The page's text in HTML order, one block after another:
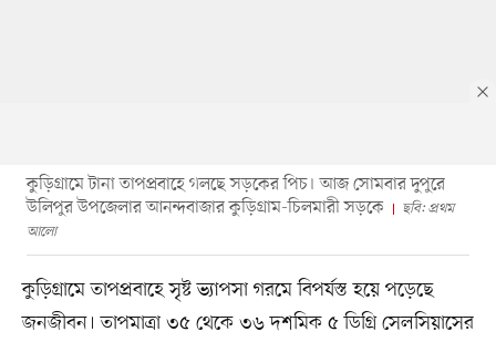
কুড়িগ্রামে টানা তাপপ্রবাহে গলছে সড়কের পিচ। আজ সোমবার দুপুরে
উলিপুর উপজেলার আনন্দবাজার কুড়িগ্রাম-চিলমারী সড়কে
ছবি: প্রথম
আলো
কুড়িগ্রামে তাপপ্রবাহে সৃষ্ট ভ্যাপসা গরমে বিপর্যস্ত হয়ে পড়েছে
জনজীবন। তাপমাত্রা ৩৫ থেকে ৩৬ দশমিক ৫ ডিগ্রি সেলসিয়াসের